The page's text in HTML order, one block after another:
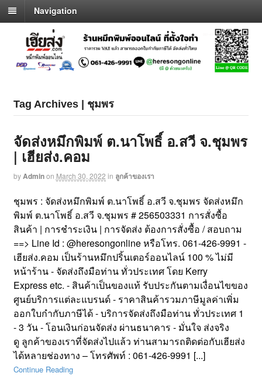
Navigation
Tag Archives | ชุมพร
จัดส่งหมึกพิมพ์ ต.นาโพธิ์ อ.สวี จ.ชุมพร
| เฮียส่ง.คอม
byAdminon March 30, 2022 in ลูกค้าของเรา
ชุมพร : จัดส่งหมึกพิมพ์ ต.นาโพธิ์ อ.สวี จ.ชุมพร จัดส่งหมึก
พิมพ์ ต.นาโพธิ์ อ.สวี จ.ชุมพร # 256503331 การสั่งซื้อ
สินค้า | การชำระเงิน | การจัดส่ง ต้องการสั่งซื้อ / สอบถาม
==> Line Id : @heresongonline หรือโทร. 061-426-9991 -
เฮียส่ง.คอม เป็นร้านหมึกปริ้นเตอร์ออนไลน์ 100 % ไม่มี
หน้าร้าน - จัดส่งถึงมือท่าน ทั่วประเทศ โดย Kerry
Express etc. - สินค้าเป็นของแท้ รับประกันตามเงื่อนไขของ
ศูนย์บริการแต่ละแบรนด์ - ราคาสินค้ารวมภาษีมูลค่าเพิ่ม
ออกใบกำกับภาษีได้ - บริการจัดส่งถึงมือท่าน ทั่วประเทศ 1
- 3 วัน - โอนเงินก่อนจัดส่ง ผ่านธนาคาร - มั่นใจ ส่งจริง
ดู ลูกค้าของเราที่จัดส่งไปแล้ว ท่านสามารถติดต่อกับเฮียส่ง
ได้หลายช่องทาง – โทรศัพท์ : 061-426-9991 [...]
Continue Reading